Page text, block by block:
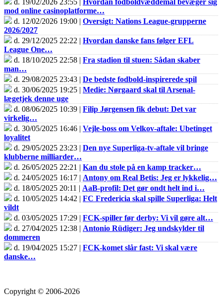
d. 19/02/2026 23:55 | Hvordan fodboldvæddemål bevæger sig
mod online casinoplatforme…
d. 12/02/2026 19:00 | Oversigt: Nations League-grupperne
2026/2027
d. 29/12/2025 22:22 | Hvordan danske fans følger EFL
League One…
d. 18/10/2025 22:58 | Fra stadion til stuen: Sådan skaber
man…
d. 29/08/2025 23:43 | De bedste fodbold-inspirerede spil
d. 30/06/2025 19:25 | Medie: Nørgaard skal til Arsenal-
lægetjek denne uge
d. 08/06/2025 10:39 | Filip Jørgensen fik debut: Det var
virkelig…
d. 30/05/2025 16:46 | Vejle-boss om Velkov-aftale: Ubetinget
loyalitet
d. 29/05/2025 23:23 | Den nye Superliga-tv-aftale vil bringe
klubberne milliarder…
d. 26/05/2025 22:21 | Kan du stole på en kamp tracker…
d. 24/05/2025 16:17 | Antony om Real Betis: Jeg er lykkelig…
d. 18/05/2025 20:11 | AaB-profil: Det gør ondt helt ind i…
d. 10/05/2025 14:42 | FC Fredericia skal spille Superliga: Helt
vildt
d. 03/05/2025 17:29 | FCK-spiller før derby: Vi vil gøre alt…
d. 27/04/2025 12:38 | Antonio Rüdiger: Jeg undskylder til
dommeren
d. 19/04/2025 15:27 | FCK-komet slår fast: Vi skal være
danske…
Copyright © 2006-2026